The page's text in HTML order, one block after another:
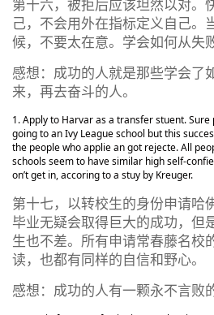
第十六，被拒后应该坦然以对。
己，不会用外在指标定义自己。
候，不要太在意。学会如何从失
感想：成功的人就是那些学会了
来，再去奋斗的人。
Apply to Harvar as a transfer stuent.
going to an Ivy League school but this
the people who applie an got rejecte. All
schools seem to have similar high self-
on’t get in, accoring to a stuy by Kreuger.
第十七，以转校生的身份申请哈
毕业无疑会取得巨大的成功，但
生也不差。所有申请常春藤名校
读，也都有同样的自信和野心。
感想：成功的人有一颗永不言败